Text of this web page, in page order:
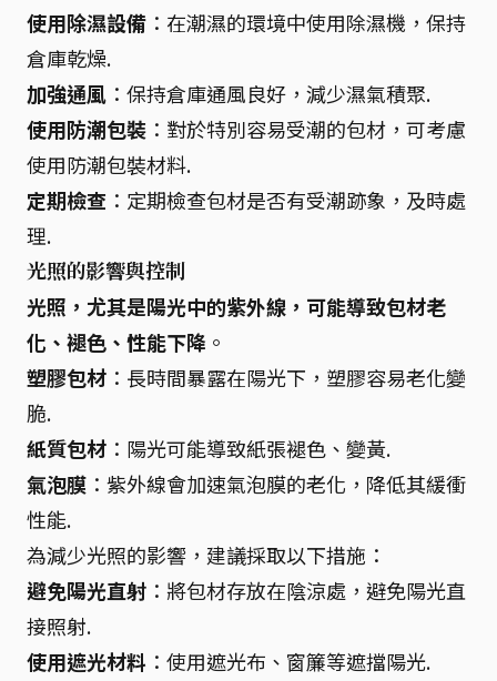
使用除濕設備 ：在潮濕的環境中使用除濕機，保持
倉庫乾燥.
加強通風 ：保持倉庫通風良好，減少濕氣積聚.
使用防潮包裝 ：對於特別容易受潮的包材，可考慮
使用防潮包裝材料.
定期檢查 ：定期檢查包材是否有受潮跡象，及時處
理.
光照的影響與控制
光照，尤其是陽光中的紫外線，可能導致包材老
化、褪色、性能下降 。
塑膠包材 ：長時間暴露在陽光下，塑膠容易老化變
脆.
紙質包材 ：陽光可能導致紙張褪色、變黃.
氣泡膜 ：紫外線會加速氣泡膜的老化，降低其緩衝
性能.
為減少光照的影響，建議採取以下措施：
避免陽光直射 ：將包材存放在陰涼處，避免陽光直
接照射.
使用遮光材料 ：使用遮光布、窗簾等遮擋陽光.